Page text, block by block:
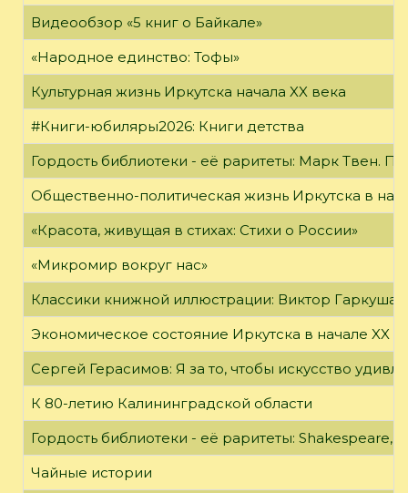
Видеообзор «5 книг о Байкале»
«Народное единство: Тофы»
Культурная жизнь Иркутска начала XX века
#Книги-юбиляры2026: Книги детства
Гордость библиотеки - её раритеты: Марк Твен.
Общественно-политическая жизнь Иркутска в
«Красота, живущая в стихах: Стихи о России»
«Микромир вокруг нас»
Классики книжной иллюстрации: Виктор Гаркуша
Экономическое состояние Иркутска в начале XX
Сергей Герасимов: Я за то, чтобы искусство
К 80-летию Калининградской области
Гордость библиотеки - её раритеты: Shakespeare,
Чайные истории